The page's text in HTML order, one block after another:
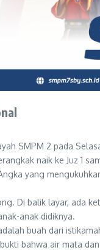
SMPM 2 pada
naik ke Juz 1
yang
Di balik layar, ada
anak didiknya.
buah dari
bahwa air mata